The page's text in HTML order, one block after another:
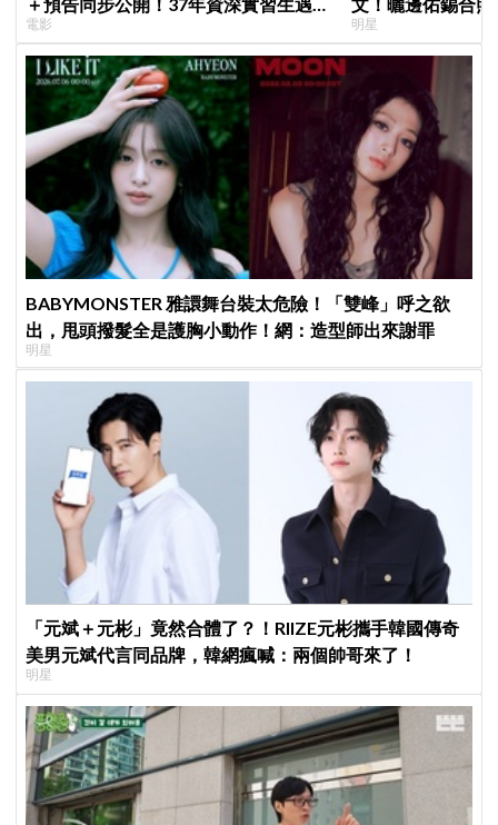
＋預告同步公開！37年資深實習生遇上
美女CEO
電影
文！曬邊佑錫合
一起站上頒獎舞台
明星
BABYMONSTER 雅譞舞台裝太危險！「雙峰」呼之欲
出，甩頭撥髮全是護胸小動作！網：造型師出來謝罪
明星
「元斌＋元彬」竟然合體了？！RIIZE元彬攜手韓國傳奇
美男元斌代言同品牌，韓網瘋喊：兩個帥哥來了！
明星